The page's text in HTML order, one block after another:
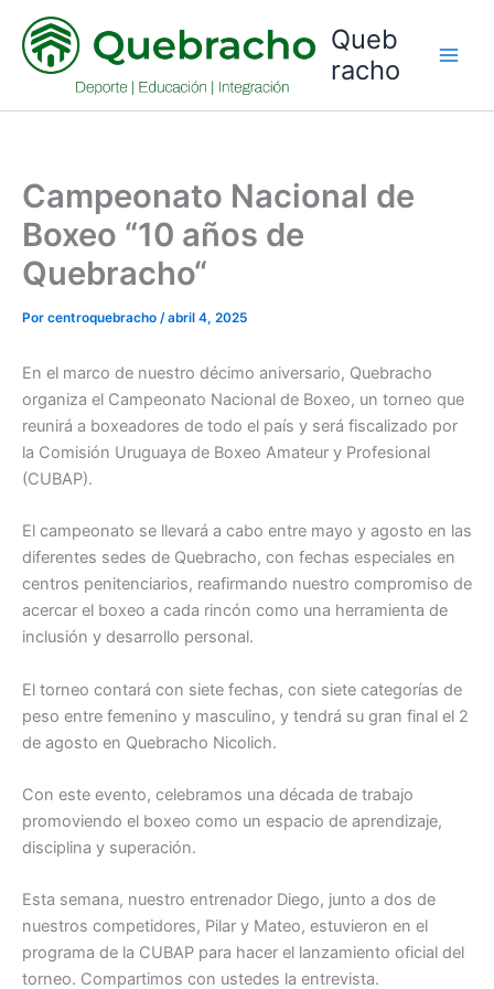
contenido
Queb
racho
Campeonato Nacional de
Boxeo “10 años de
Quebracho“
Por centroquebracho /abril 4, 2025
En el marco de nuestro décimo aniversario, Quebracho
organiza el Campeonato Nacional de Boxeo, un torneo que
reunirá a boxeadores de todo el país y será fiscalizado por
la Comisión Uruguaya de Boxeo Amateur y Profesional
(CUBAP).
El campeonato se llevará a cabo entre mayo y agosto en las
diferentes sedes de Quebracho, con fechas especiales en
centros penitenciarios, reafirmando nuestro compromiso de
acercar el boxeo a cada rincón como una herramienta de
inclusión y desarrollo personal.
El torneo contará con siete fechas, con siete categorías de
peso entre femenino y masculino, y tendrá su gran final el 2
de agosto en Quebracho Nicolich.
Con este evento, celebramos una década de trabajo
promoviendo el boxeo como un espacio de aprendizaje,
disciplina y superación.
Esta semana, nuestro entrenador Diego, junto a dos de
nuestros competidores, Pilar y Mateo, estuvieron en el
programa de la CUBAP para hacer el lanzamiento oficial del
torneo. Compartimos con ustedes la entrevista.